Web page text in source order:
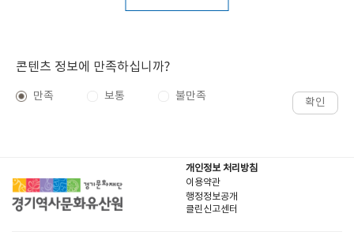
콘텐츠 정보에 만족하십니까?
만족 보통 불만족 확인
개인정보 처리방침
이용약관
행정정보공개
클린신고센터